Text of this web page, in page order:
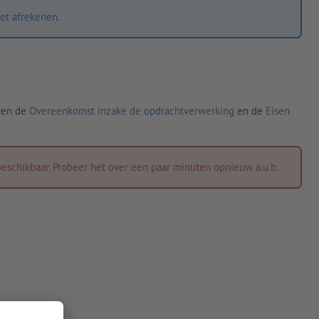
afrekenen.
de Overeenkomst inzake de opdrachtverwerking en de Eisen
Probeer het over een paar minuten opnieuw a.u.b.